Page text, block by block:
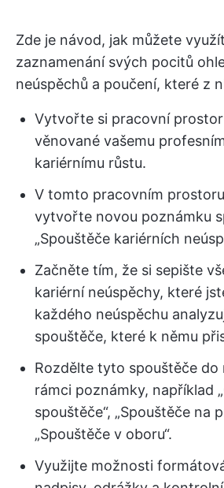
Zde je návod, jak můžete
zaznamenání svých pocitů
neúspěchů a poučení, které z
Vytvořte si pracovní
věnované vašemu
kariérnímu růstu.
V tomto pracovním
vytvořte novou poznámku
„Spouštěče kariérních
Začněte tím, že si sepište
kariérní neúspěchy, které
každého neúspěchu
spouštěče, které k němu
Rozdělte tyto spouštěče do
rámci poznámky, například
spouštěče“, „Spouštěče na
„Spouštěče v oboru“.
Využijte možnosti